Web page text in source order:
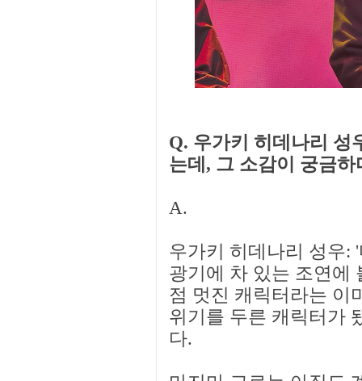
Q. 우가키 히데나리 성
는데, 그 소감이 궁금하
A.
우가키 히데나리 성우:
광기에 차 있는 조연에
점 멋진 캐릭터라는 이
위기를 두른 캐릭터가
다.